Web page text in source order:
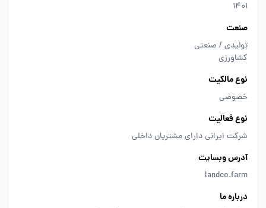
1401
صنعت
تولیدی / صنعتی
کشاورزی
نوع مالکیت
خصوصی
نوع فعالیت
شرکت ایرانی دارای مشتریان داخلی
آدرس وبسایت
landco.farm
درباره ما